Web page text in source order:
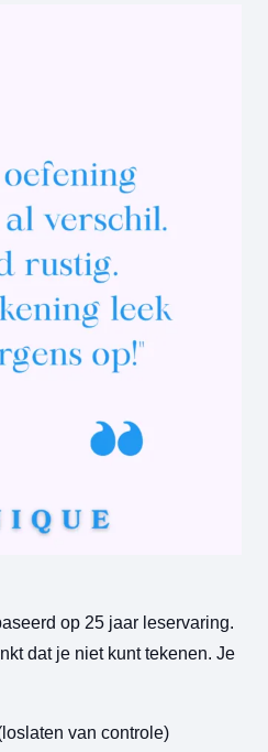
op 25 jaar leservaring.
dat je niet kunt tekenen. Je
van controle)